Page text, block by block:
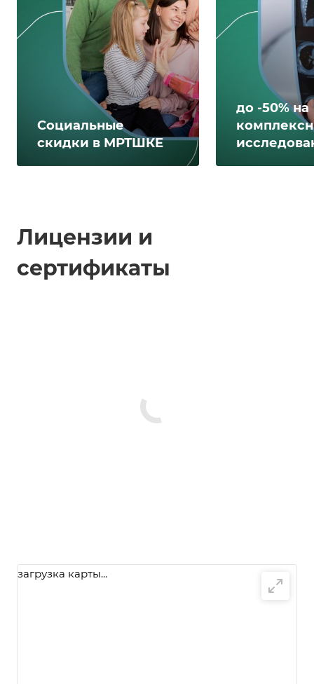
Социальные
скидки в МРТШКЕ
до -50% на
Лицензии и
сертификаты
загрузка карты...